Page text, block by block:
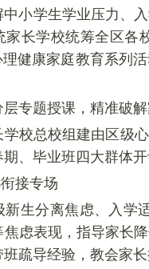
中小学生学业压力、
家长学校统筹全区各
理健康家庭教育系列
专题授课，精准破
校总校组建由区级
、毕业班四大群体
接专场
新生分离焦虑、入学
虑表现，指导家长
疏导经验，教会家